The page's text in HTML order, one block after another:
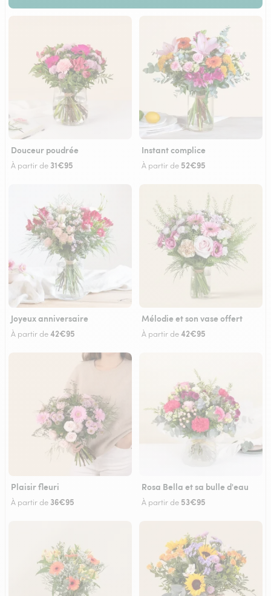
Douceur poudrée
À partir de 31€95
Instant complice
À partir de 52€95
Joyeux anniversaire
À partir de42€95
Mélodie et son vase offert
À partir de42€95
Plaisir fleuri
À partir de 36€95
Rosa Bella et sa bulle d'eau
À partir de 53€95